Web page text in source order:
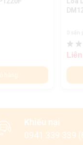
hàng
0
Khiếu nại
0941 339 339